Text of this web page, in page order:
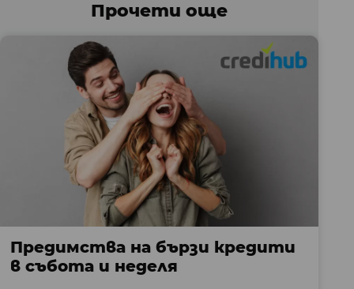
Прочети още
Предимства на бързи кредити
в събота и неделя